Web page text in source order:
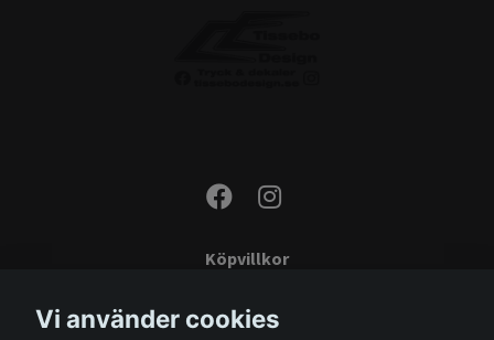
Köpvillkor
Monteringsinstruktioner
Vi använder cookies